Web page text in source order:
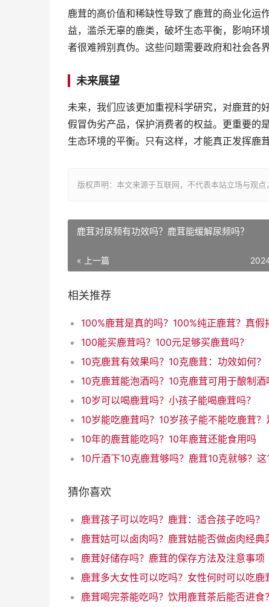
鹿茸的高价值和稀缺性导致了鹿茸的商业化运
益，滥杀无辜的鹿类，破坏生态平衡，影响环
者很难辨别真伪。这些问题需要政府和社会各
未来展望
未来，我们应该更加重视科学研究，对鹿茸的
假冒伪劣产品，保护消费者的权益。更重要的
生态环境的平衡。只有这样，才能真正发挥鹿
版权声明：本文来源于互联网，不代表本站立场与观
鹿茸对尿频有功效吗？鹿茸能缓解尿频吗？
« 上一篇
相关推荐
100能买鹿茸吗？100元足够买鹿茸吗？
10克鹿茸有效果吗？10克鹿茸：功效如何？
10克鹿茸能泡酒吗？10克鹿茸可用于酿制酒
10岁可以喝鹿茸吗？小孩子能喝鹿茸吗？
10年的鹿茸能吃吗？10年鹿茸还能食用吗
猜你喜欢
鹿茸孩子可以吃吗？鹿茸：适合孩子吃吗？
鹿茸姑可以卤肉吗？鹿茸姑能否做卤肉经典
鹿茸好储存吗？鹿茸的保存方法及注意事项
鹿茸喝完茶能吃吗？饮用鹿茸茶后能否进食？